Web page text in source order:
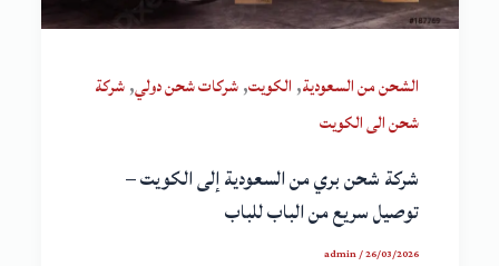
الشحن من السعودية, الكويت,شركات شحن دولي,شركة
شحن الى الكويت
شركة شحن بري من السعودية إلى الكويت –
توصيل سريع من الباب للباب
admin/26/03/2026